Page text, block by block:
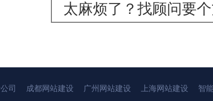
太麻烦了？找顾问要
司 成都网站建设 广州网站建设 上海网站建设 智